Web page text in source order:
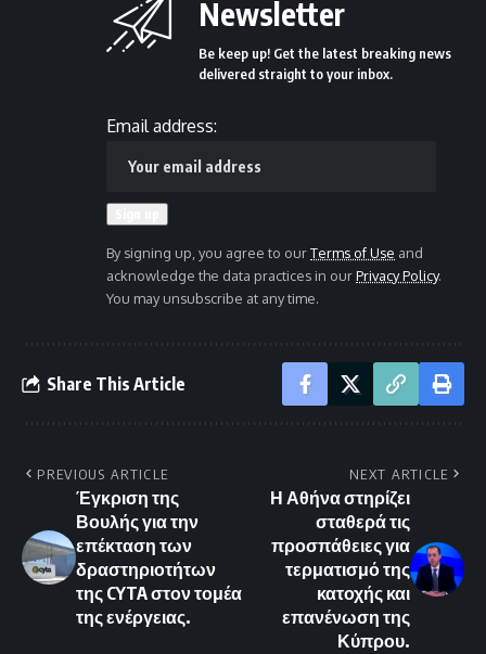
Newsletter
Be keep up! Get the latest breaking news
delivered straight to your inbox.
Email address:
By signing up, you agree to ourTerms of Use and
acknowledge the data practices in ourPrivacy Policy.
You may unsubscribe at any time.
Share This Article
PREVIOUS ARTICLE
Έγκριση της
Βουλής για την
επέκταση των
δραστηριοτήτων
της CYTA στον τομέα
της ενέργειας.
NEXT ARTICLE
Η Αθήνα στηρίζει
σταθερά τις
προσπάθειες για
τερματισμό της
κατοχής και
επανένωση της
Κύπρου.